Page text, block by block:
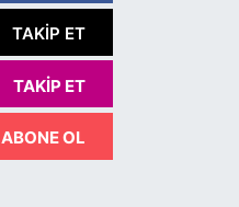
TAKIP ET
TAKIP ET
ABONE OL